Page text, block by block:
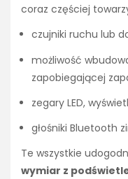
coraz częściej
czujniki ruchu lub
możliwość
zapobiegającej
zegary LED,
głośniki Bluetooth
Te wszystkie
wymiar z